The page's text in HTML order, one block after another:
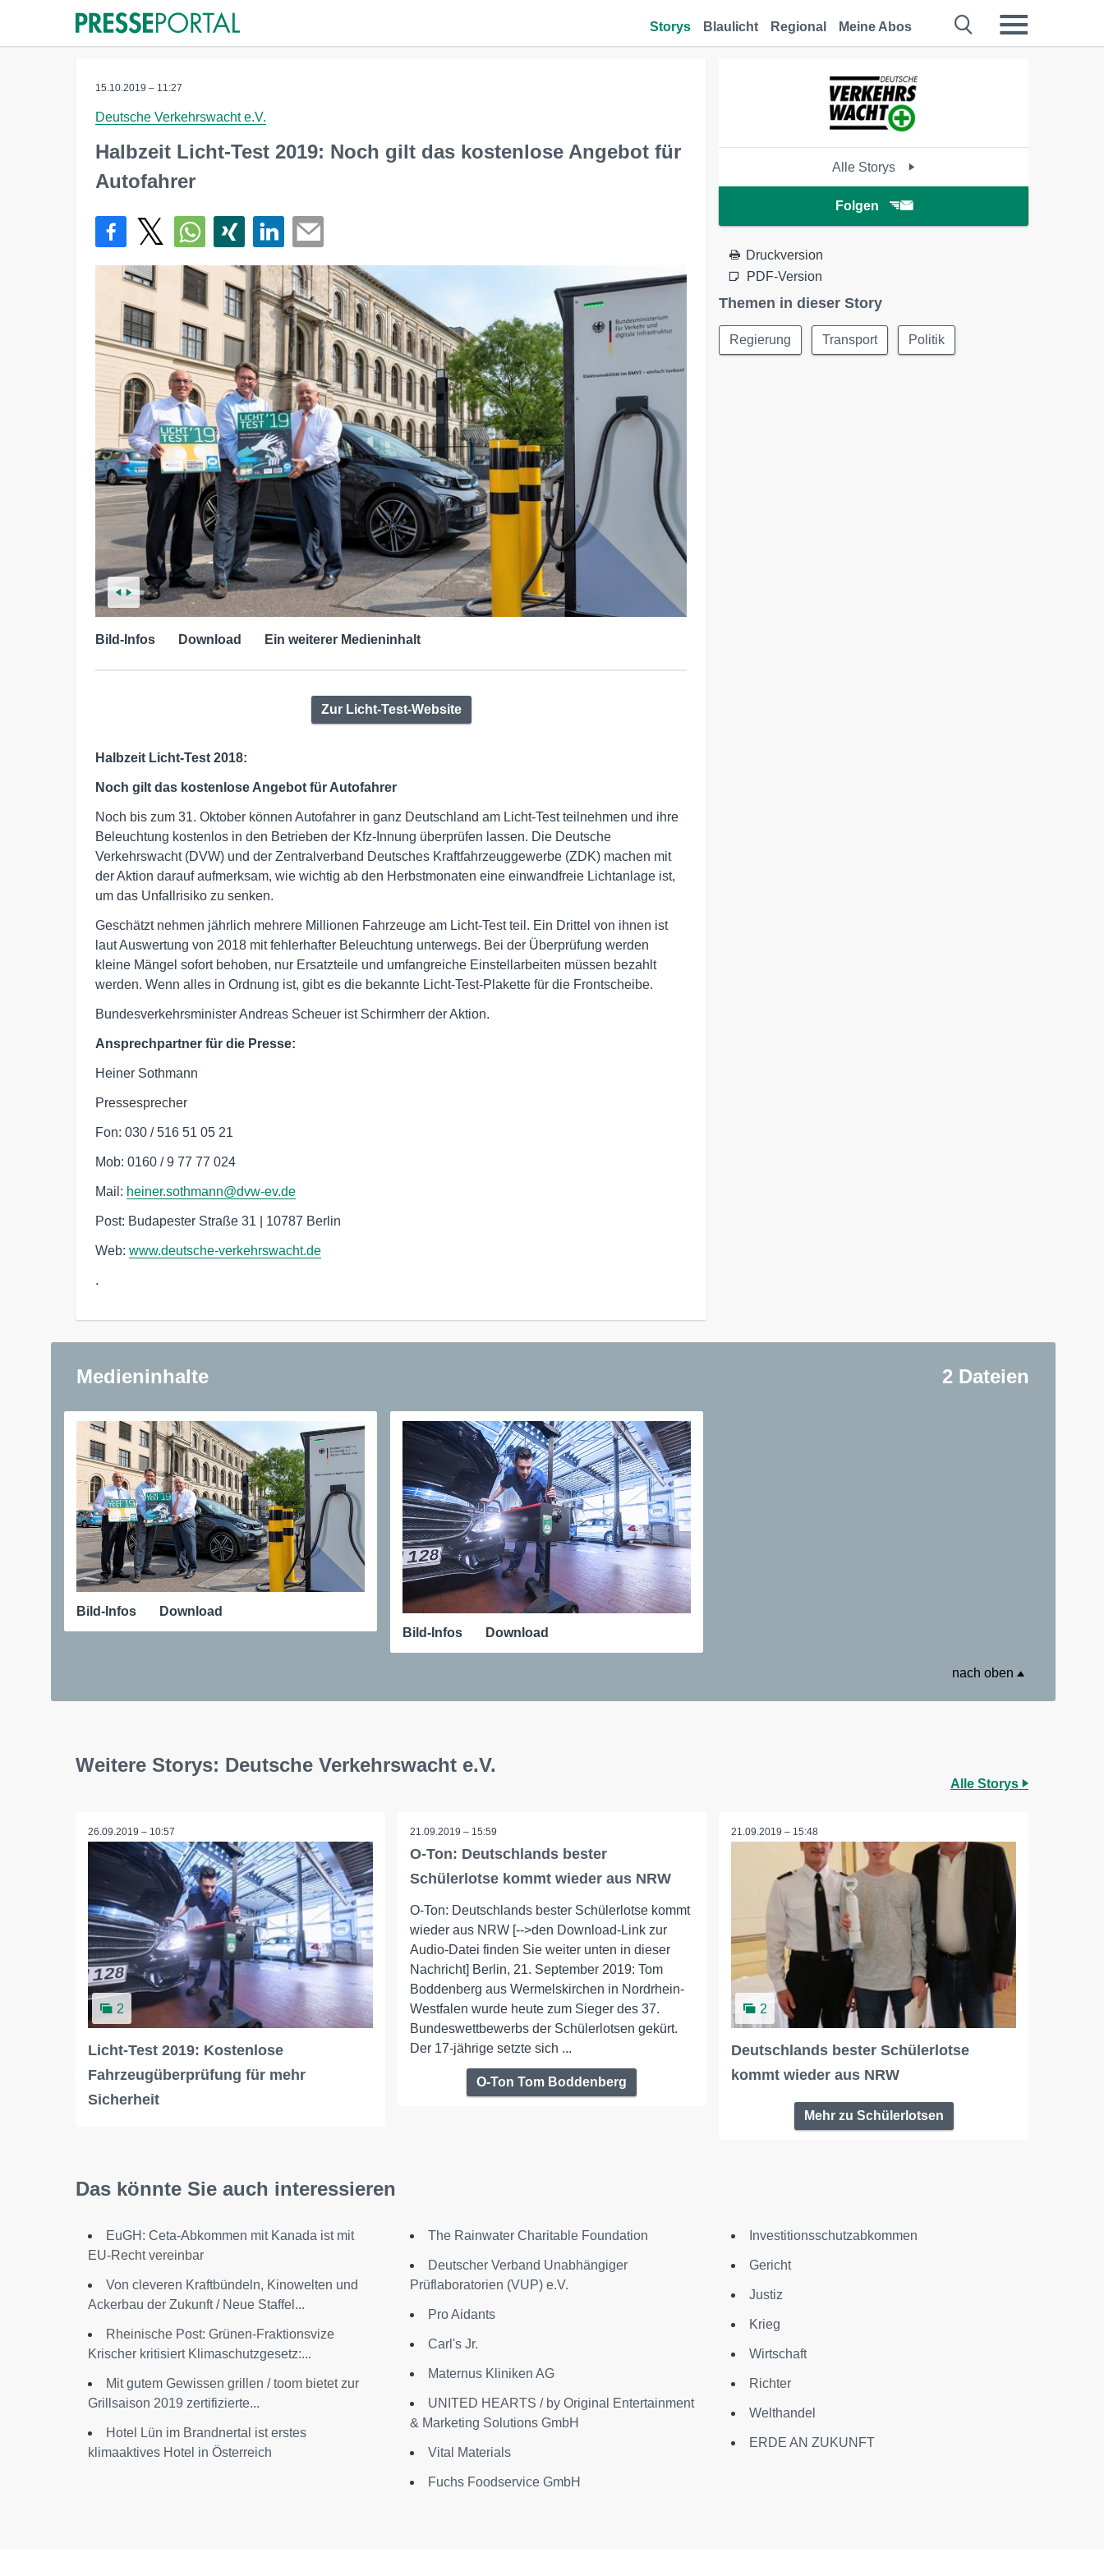
Storys Blaulicht Regional Meine Abos
15.10.2019 – 11:27
Deutsche Verkehrswacht e.V.
Halbzeit Licht-Test 2019: Noch gilt das kostenlose Angebot für
Autofahrer
Bild-Infos Download Ein weiterer Medieninhalt
Zur Licht-Test-Website
Halbzeit Licht-Test 2018:
Noch gilt das kostenlose Angebot für Autofahrer
Noch bis zum 31. Oktober können Autofahrer in ganz Deutschland am Licht-Test teilnehmen und ihre
Beleuchtung kostenlos in den Betrieben der Kfz-Innung überprüfen lassen. Die Deutsche
Verkehrswacht (DVW) und der Zentralverband Deutsches Kraftfahrzeuggewerbe (ZDK) machen mit
der Aktion darauf aufmerksam, wie wichtig ab den Herbstmonaten eine einwandfreie Lichtanlage ist,
um das Unfallrisiko zu senken.
Geschätzt nehmen jährlich mehrere Millionen Fahrzeuge am Licht-Test teil. Ein Drittel von ihnen ist
laut Auswertung von 2018 mit fehlerhafter Beleuchtung unterwegs. Bei der Überprüfung werden
kleine Mängel sofort behoben, nur Ersatzteile und umfangreiche Einstellarbeiten müssen bezahlt
werden. Wenn alles in Ordnung ist, gibt es die bekannte Licht-Test-Plakette für die Frontscheibe.
Bundesverkehrsminister Andreas Scheuer ist Schirmherr der Aktion.
Ansprechpartner für die Presse:
Heiner Sothmann
Pressesprecher
Fon: 030 / 516 51 05 21
Mob: 0160 / 9 77 77 024
Mail: heiner.sothmann@dvw-ev.de
Post: Budapester Straße 31 | 10787 Berlin
Web: www.deutsche-verkehrswacht.de
.
Alle Storys
Folgen
Druckversion
PDF-Version
Themen in dieser Story
Regierung Transport Politik
Medieninhalte 2 Dateien
Bild-Infos
Download
Bild-Infos
Download
nach oben
Weitere Storys: Deutsche Verkehrswacht e.V.
Alle Storys
26.09.2019 – 10:57
2
Licht-Test 2019: Kostenlose
Fahrzeugüberprüfung für mehr
Sicherheit
21.09.2019 – 15:59
O-Ton: Deutschlands bester
Schülerlotse kommt wieder aus NRW
O-Ton: Deutschlands bester Schülerlotse kommt
wieder aus NRW [-->den Download-Link zur
Audio-Datei finden Sie weiter unten in dieser
Nachricht] Berlin, 21. September 2019: Tom
Boddenberg aus Wermelskirchen in Nordrhein-
Westfalen wurde heute zum Sieger des 37.
Bundeswettbewerbs der Schülerlotsen gekürt.
Der 17-jährige setzte sich ...
O-Ton Tom Boddenberg
21.09.2019 – 15:48
2
Deutschlands bester Schülerlotse
kommt wieder aus NRW
Mehr zu Schülerlotsen
Das könnte Sie auch interessieren
EuGH: Ceta-Abkommen mit Kanada ist mit
EU-Recht vereinbar
Von cleveren Kraftbündeln, Kinowelten und
Ackerbau der Zukunft / Neue Staffel...
Rheinische Post: Grünen-Fraktionsvize
Krischer kritisiert Klimaschutzgesetz:...
Mit gutem Gewissen grillen / toom bietet zur
Grillsaison 2019 zertifizierte...
Hotel Lün im Brandnertal ist erstes
klimaaktives Hotel in Österreich
The Rainwater Charitable Foundation
Deutscher Verband Unabhängiger
Prüflaboratorien (VUP) e.V.
Pro Aidants
Carl's Jr.
Maternus Kliniken AG
UNITED HEARTS / by Original Entertainment
& Marketing Solutions GmbH
Vital Materials
Fuchs Foodservice GmbH
Investitionsschutzabkommen
Gericht
Justiz
Krieg
Wirtschaft
Richter
Welthandel
ERDE AN ZUKUNFT